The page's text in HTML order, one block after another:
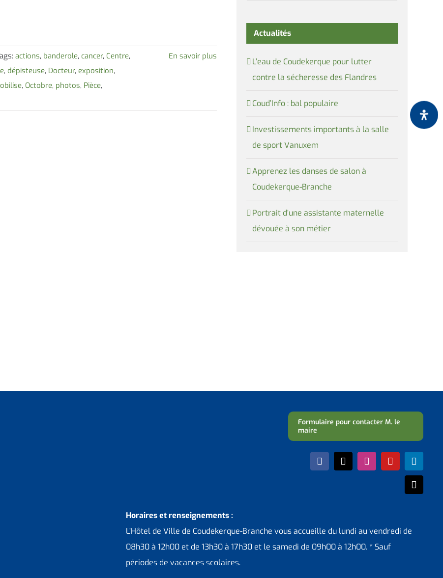
actions, banderole, cancer, Centre,
, dépisteuse, Docteur, exposition,
, Octobre, photos, Pièce,
En savoir plus
Actualités
L’eau de Coudekerque pour lutter
contre la sécheresse des Flandres
Coud’Info : bal populaire
Investissements importants à la salle
de sport Vanuxem
Apprenez les danses de salon à
Coudekerque-Branche
Portrait d’une assistante maternelle
dévouée à son métier
Formulaire pour contacter M. le
maire
Horaires et renseignements :
L’Hôtel de Ville de Coudekerque-Branche vous accueille du lundi au vendredi de
08h30 à 12h00 et de 13h30 à 17h30 et le samedi de 09h00 à 12h00. * Sauf
périodes de vacances scolaires.